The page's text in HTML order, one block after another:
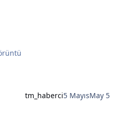
tm_haberci5 MayısMay 5